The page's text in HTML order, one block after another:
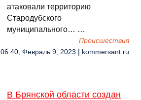
атаковали территорию
Стародубского
муниципального… …
Происшествия
06:40, Февраль 9, 2023 | kommersant.ru
В Брянской области создан